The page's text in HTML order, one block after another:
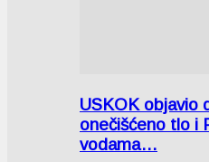
USKOK objavio
onečišćeno tlo i
vodama…